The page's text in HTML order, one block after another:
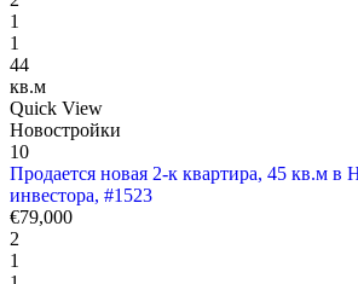
1
1
44
кв.м
Quick View
Новостройки
10
Продается новая 2-к квартира, 45 кв.м в
инвестора, #1523
€79,000
2
1